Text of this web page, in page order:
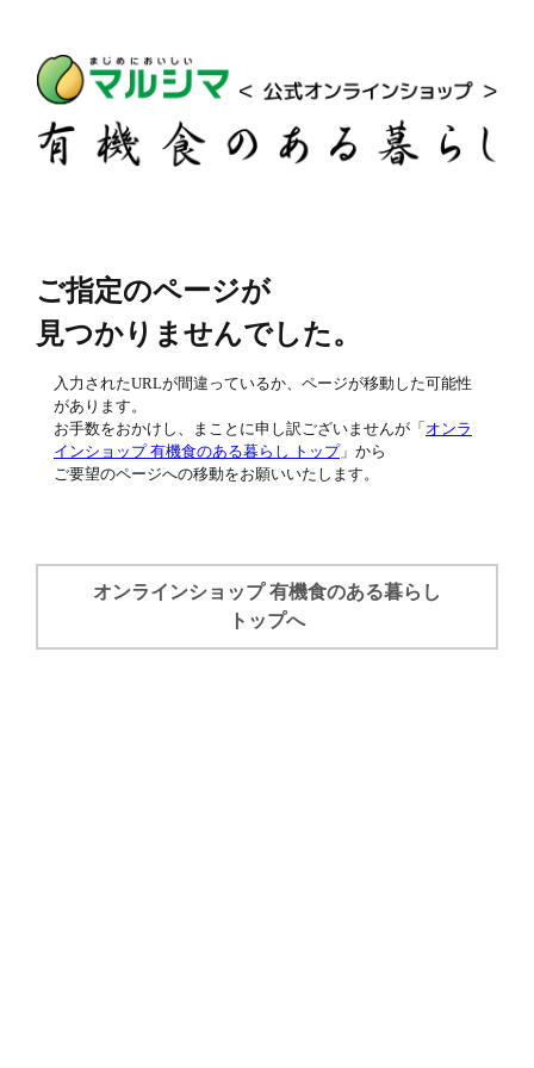
ご指定のページが
見つかりませんでした。
入力されたURLが間違っているか、ページが移動した可能性
があります。
お手数をおかけし、まことに申し訳ございませんが「 オンラ
インショップ 有機食のある暮らし トップ」から
ご要望のページへの移動をお願いいたします。
オンラインショップ 有機食のある暮らし
トップへ